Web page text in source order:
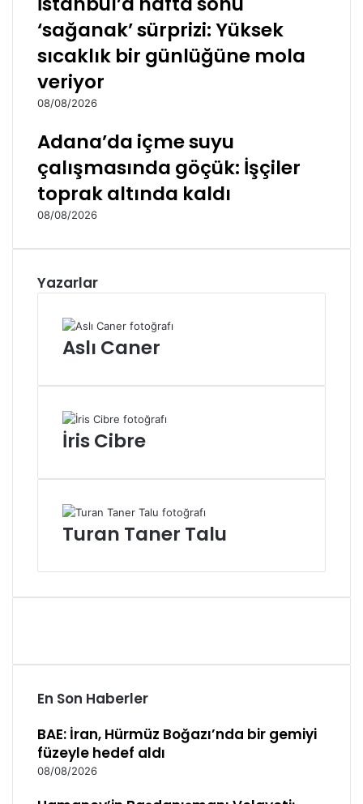
‘sağanak’ sürprizi: Yüksek
sıcaklık bir günlüğüne mola
veriyor
08/08/2026
Adana’da içme suyu
çalışmasında göçük: İşçiler
toprak altında kaldı
08/08/2026
Yazarlar
Aslı Caner
İris Cibre
Turan Taner Talu
En Son Haberler
BAE: İran, Hürmüz Boğazı’nda bir gemiyi
füzeyle hedef aldı
08/08/2026